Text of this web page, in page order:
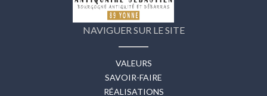
NAVIGUER SUR LE SITE
VALEURS
SAVOIR-FAIRE
RÉALISATIONS